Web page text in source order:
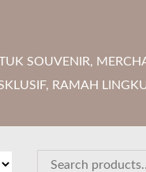
SOUVENIR,
RAMAH